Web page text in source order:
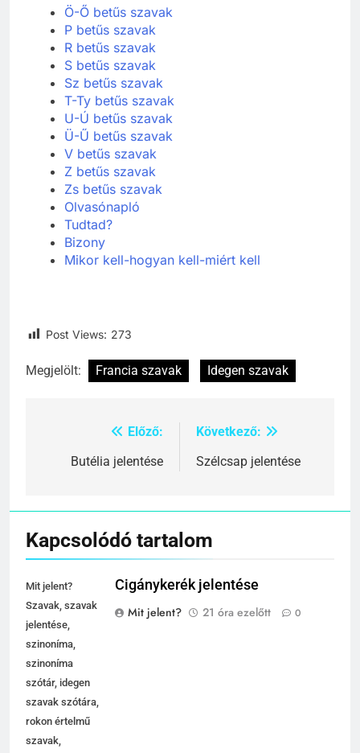
Ö-Ő betűs szavak
P betűs szavak
R betűs szavak
S betűs szavak
Sz betűs szavak
T-Ty betűs szavak
U-Ú betűs szavak
Ü-Ű betűs szavak
V betűs szavak
Z betűs szavak
Zs betűs szavak
Olvasónapló
Tudtad?
Bizony
Mikor kell-hogyan kell-miért kell
Post Views: 273
Megjelölt: Francia szavak Idegen szavak
Bejegyzés
navigáció
Előző:
Butélia jelentése
Következő:
Szélcsap jelentése
Kapcsolódó tartalom
Mit jelent?
Szavak, szavak
jelentése,
szinoníma,
szinoníma
szótár, idegen
szavak szótára,
rokon értelmű
szavak,
Cigánykerék jelentése
Mit jelent?
21 óra ezelőtt 0